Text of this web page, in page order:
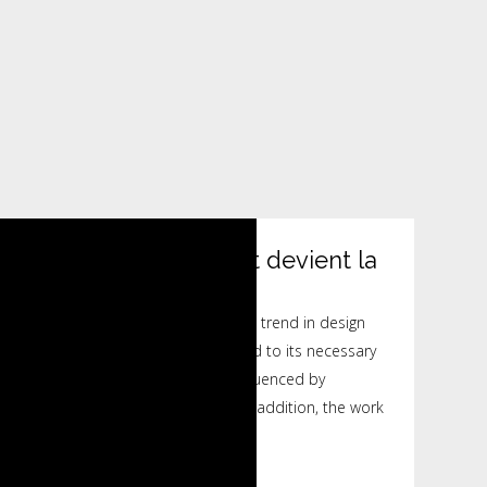
La Maison du Bâtiment devient la
is also used to describe a trend in design
where in the subject is reduced to its necessary
design has been highly influenced by
design and architecture. In addition, the work